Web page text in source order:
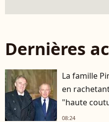
Dernières
La famille
en
"haute
08:24